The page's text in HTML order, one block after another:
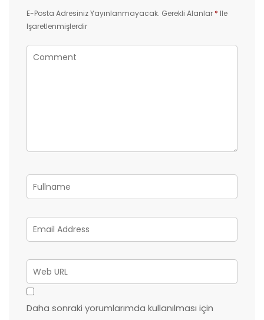
E-Posta Adresiniz Yayınlanmayacak. Gerekli Alanlar * Ile
Işaretlenmişlerdir
Daha sonraki yorumlarımda kullanılması için